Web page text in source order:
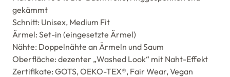
gekämmt
Schnitt: Unisex, Medium Fit
Ärmel: Set-in (eingesetzte Ärmel)
Nähte: Doppelnähte an Ärmeln und Saum
Oberfläche: dezenter „Washed Look“ mit Naht-Effekt
Zertifikate: GOTS, OEKO-TEX®, Fair Wear, Vegan